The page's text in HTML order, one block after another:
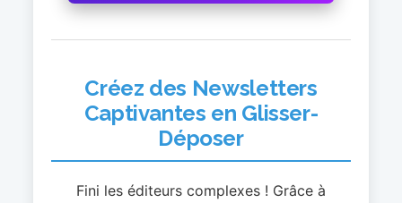
Créez des Newsletters
Captivantes en Glisser-
Déposer
Fini les éditeurs complexes ! Grâce à